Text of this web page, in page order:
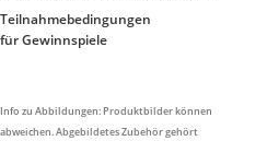
Teilnahmebedingungen
für Gewinnspiele
Info zu Abbildungen: Produktbilder können
abweichen. Abgebildetes Zubehör gehört